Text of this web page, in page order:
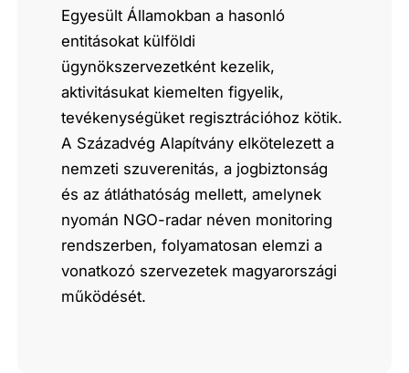
Egyesült Államokban a hasonló
entitásokat külföldi
ügynökszervezetként kezelik,
aktivitásukat kiemelten figyelik,
tevékenységüket regisztrációhoz kötik.
A Századvég Alapítvány elkötelezett a
nemzeti szuverenitás, a jogbiztonság
és az átláthatóság mellett, amelynek
nyomán NGO-radar néven monitoring
rendszerben, folyamatosan elemzi a
vonatkozó szervezetek magyarországi
működését.